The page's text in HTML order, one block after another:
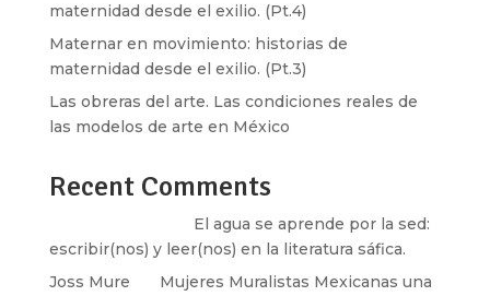
maternidad desde el exilio. (Pt.4)
Maternar en movimiento: historias de
maternidad desde el exilio. (Pt.3)
Las obreras del arte. Las condiciones reales de
las modelos de arte en México
Recent Comments
El agua se aprende por la sed:
escribir(nos) y leer(nos) en la literatura sáfica.
Joss Mure
Mujeres Muralistas Mexicanas una